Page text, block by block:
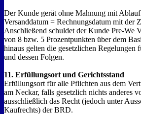
Der Kunde gerät ohne Mahnung mit
Versanddatum = Rechnungsdatum mit der
Anschließend schuldet der Kunde Pre-We
von 8 bzw. 5 Prozentpunkten über dem
hinaus gelten die gesetzlichen Regelungen
und dessen Folgen.
11. Erfüllungsort und Gerichtsstand
Erfüllungsort für alle Pflichten aus dem
am Neckar, falls gesetzlich nichts anderes
ausschließlich das Recht (jedoch unter
Kaufrechts) der BRD.